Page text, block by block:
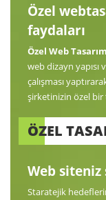
Özel
faydaları
Özel Web Tasarım
web dizayn yapısı
çalışması
şirketinizin özel
ÖZEL
Web siteniz
Staratejik